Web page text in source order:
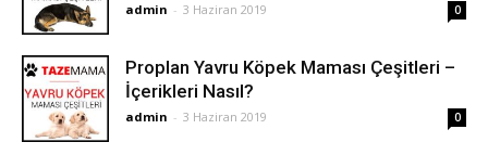
admin - 3 Haziran 2019 0
Proplan Yavru Köpek Maması Çeşitleri –
İçerikleri Nasıl?
admin - 3 Haziran 2019 0